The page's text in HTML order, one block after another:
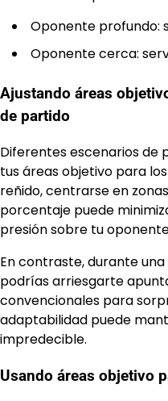
Oponente profundo:
Oponente cerca:
Ajustando áreas
de partido
Diferentes escenarios de
tus áreas objetivo para
reñido, centrarse en
porcentaje puede
presión sobre tu
En contraste, durante
podrías arriesgarte
convencionales para
adaptabilidad puede
impredecible.
Usando áreas objetivo